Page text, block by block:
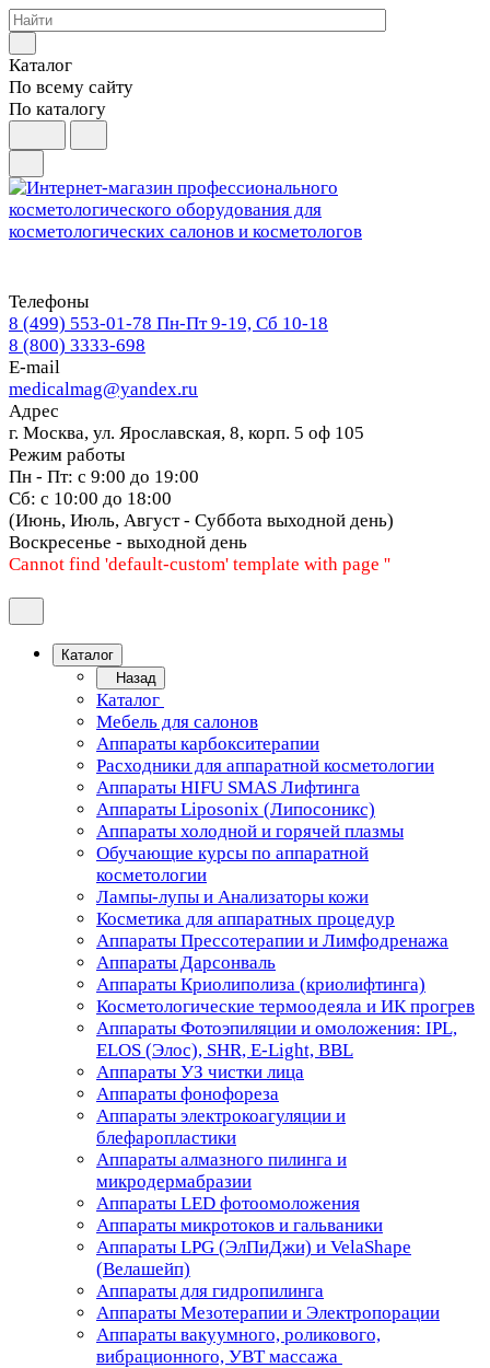
Каталог
По всему сайту
По каталогу
Телефоны
8 (499) 553-01-78 Пн-Пт 9-19, Сб 10-18
8 (800) 3333-698
E-mail
medicalmag@yandex.ru
Адрес
г. Москва, ул. Ярославская, 8, корп. 5 оф 105
Режим работы
Пн - Пт: с 9:00 до 19:00
Сб: с 10:00 до 18:00
(Июнь, Июль, Август - Суббота выходной день)
Воскресенье - выходной день
Cannot find 'default-custom' template with page ''
Каталог
Назад
Каталог
Мебель для салонов
Аппараты карбокситерапии
Расходники для аппаратной косметологии
Аппараты HIFU SMAS Лифтинга
Аппараты Liposonix (Липосоникс)
Аппараты холодной и горячей плазмы
Обучающие курсы по аппаратной
косметологии
Лампы-лупы и Анализаторы кожи
Косметика для аппаратных процедур
Аппараты Прессотерапии и Лимфодренажа
Аппараты Дарсонваль
Аппараты Криолиполиза (криолифтинга)
Косметологические термоодеяла и ИК прогрев
Аппараты Фотоэпиляции и омоложения: IPL,
ELOS (Элос), SHR, E-Light, BBL
Аппараты УЗ чистки лица
Аппараты фонофореза
Аппараты электрокоагуляции и
блефаропластики
Аппараты алмазного пилинга и
микродермабразии
Аппараты LED фотоомоложения
Аппараты микротоков и гальваники
Аппараты LPG (ЭлПиДжи) и VelaShape
(Велашейп)
Аппараты для гидропилинга
Аппараты Мезотерапии и Электропорации
Аппараты вакуумного, роликового,
вибрационного, УВТ массажа